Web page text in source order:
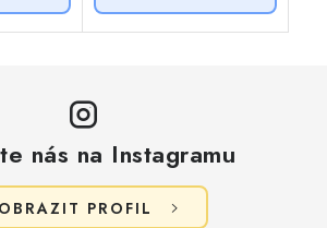
nás na Instagramu
PROFIL